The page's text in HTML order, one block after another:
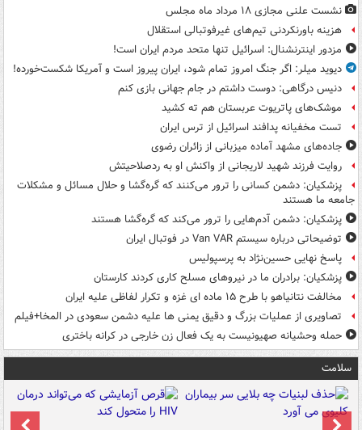
نشست علنی مجازی ۱۸ مرداد ماه مجلس
هزینه باورنکردنی تیم‌های غیرفوتبالی استقلال
مزدور اینترنشنال: اسرائیل تنها متحد مردم ایران است!
دیوید میلر: اگر جنگ امروز تمام شود، ایران پیروز است و آمریکا شکست‌خورده!
دنیس درگاهی: دوست داشتم در جام جهانی بازی کنم
موشک‌های پاتریوت عربستان هم ته‌ کشید
تست مخفیانه پدافند اسرائیل از ترس ایران
جاده‌های مشهد آماده میزبانی از زائران رضوی
روایت فرزند شهید لاریجانی از واکنش او به ردصلاحیتش
پزشکیان: دشمن کسانی را ترور می‌کنند که گره‌گشا و حلال مسائل و مشکلات
جامعه ما هستند
پزشکیان: دشمن آدم‌هایی را ترور می‌کند که گره‌گشا هستند
توضیحاتی درباره سیستم Van VAR در فوتبال ایران
پاسخ نهایی حسین‌نژاد به پرسپولیس
پزشکیان: برادران ما در نیروهای مسلح کاری کردند کارستان
مخالفت نتانیاهو با طرح ۱۵ ماده ای غزه و تکرار لفاظی علیه ایران
تصاویری از عملیات بزرگ و دقیق یمنی ها علیه دشمن سعودی در المخا+فیلم
حمله وحشیانه صهیونیست به یک فعال زن خارجی در کرانه باختری
سلامت